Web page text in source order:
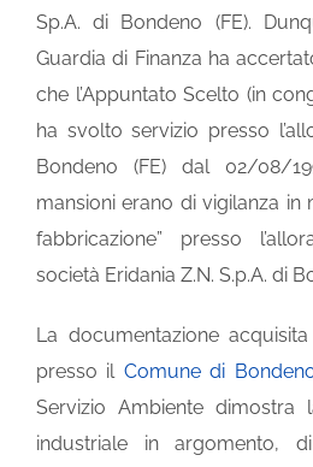
Sp.A. di Bondeno (FE).
Guardia di Finanza ha
che l’Appuntato Scelto (in
ha svolto servizio presso
Bondeno (FE) dal 02/08/
mansioni erano di vigilanza in
fabbricazione” presso
società Eridania Z.N. S.p.A. di
La documentazione
presso il Comune di
Servizio Ambiente dimostra
industriale in argomento,